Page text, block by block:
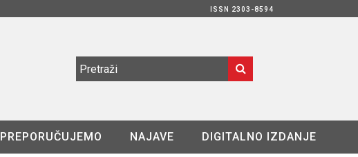
ISSN 2303-8594
PREPORUČUJEMO NAJAVE DIGITALNO IZDANJE